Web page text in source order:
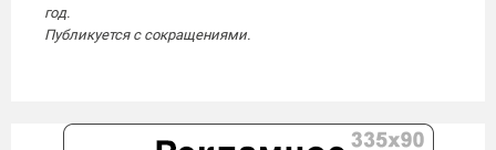
год.
Публикуется с сокращениями.